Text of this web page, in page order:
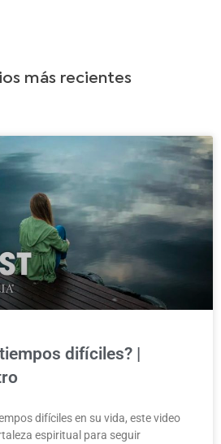
más recientes
difíciles? |
difíciles en su vida, este video
espiritual para seguir